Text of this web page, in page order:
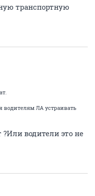
транспортную
водителям ЛА устраивать
?Или водители это не